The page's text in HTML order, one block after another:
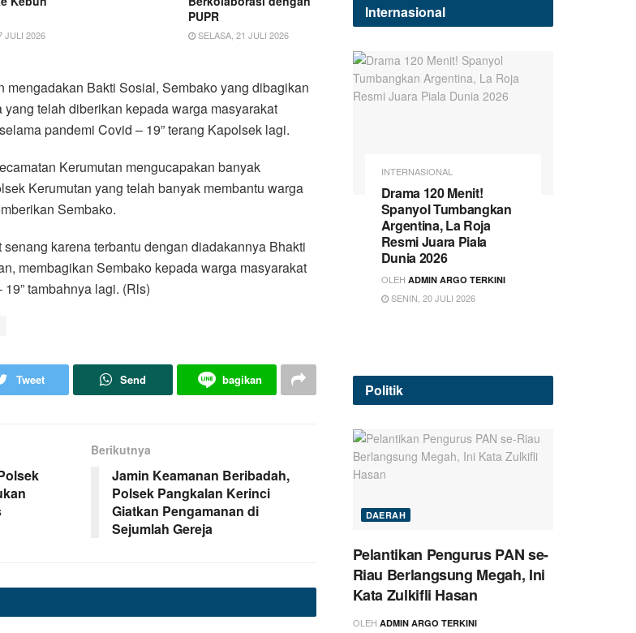
JULI 2026
PUPR
SELASA, 21 JULI 2026
mengadakan Bakti Sosial, Sembako yang dibagikan
telah diberikan kepada warga masyarakat
pandemi Covid – 19” terang Kapolsek lagi.
Kerumutan mengucapakan banyak
Kerumutan yang telah banyak membantu warga
Sembako.
senang karena terbantu dengan diadakannya Bhakti
membagikan Sembako kepada warga masyarakat
tambahnya lagi. (Rls)
Tweet Send bagikan
Berikutnya
Jamin Keamanan Beribadah,
Polsek Pangkalan Kerinci
Giatkan Pengamanan di
Sejumlah Gereja
Internasional
INTERNASIONAL
Drama 120 Menit!
Spanyol Tumbangkan
Argentina, La Roja
Resmi Juara Piala
Dunia 2026
OLEH ADMIN ARGO TERKINI
SENIN, 20 JULI 2026
Politik
DAERAH
Pelantikan Pengurus PAN se-
Riau Berlangsung Megah, Ini
Kata Zulkifli Hasan
OLEH ADMIN ARGO TERKINI